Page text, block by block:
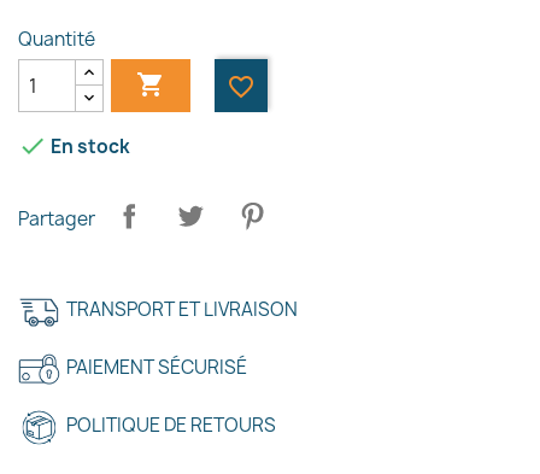
Quantité
 favorite_border
 En stock
Partager
TRANSPORT ET LIVRAISON
PAIEMENT SÉCURISÉ
POLITIQUE DE RETOURS